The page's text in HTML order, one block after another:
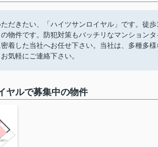
だきたい、「ハイツサンロイヤル」です。徒
物件です。防犯対策もバッチリなマンション
着した当社へお任せ下さい。当社は、多種多
気軽にご連絡下さい。
ヤルで募集中の物件